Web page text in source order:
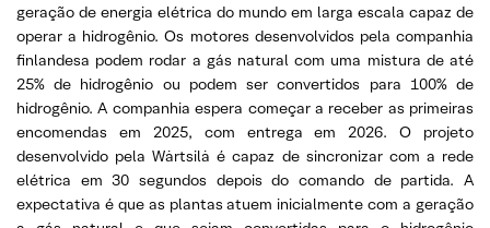
geração de energia elétrica do mundo em larga escala capaz de
operar a hidrogênio. Os motores desenvolvidos pela companhia
finlandesa podem rodar a gás natural com uma mistura de até
25% de hidrogênio ou podem ser convertidos para 100% de
hidrogênio. A companhia espera começar a receber as primeiras
encomendas em 2025, com entrega em 2026. O projeto
desenvolvido pela Wärtsilä é capaz de sincronizar com a rede
elétrica em 30 segundos depois do comando de partida. A
expectativa é que as plantas atuem inicialmente com a geração